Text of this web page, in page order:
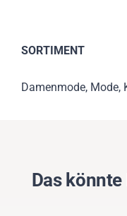
SORTIMENT
Damenmode, Mode,
Das